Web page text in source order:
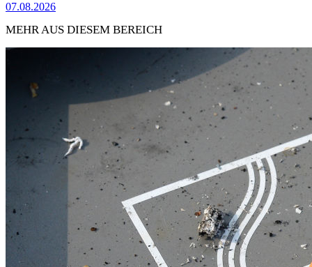
07.08.2026
MEHR AUS DIESEM BEREICH